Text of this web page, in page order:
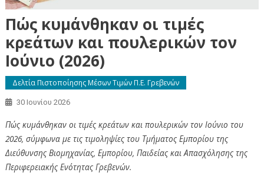
Πώς κυμάνθηκαν οι τιμές
κρεάτων και πουλερικών τον
Ιούνιο (2026)
Δελτία Πιστοποίησης Μέσων Τιμών Π.Ε. Γρεβενών
30 Ιουνίου 2026
Πώς κυμάνθηκαν οι τιμές κρεάτων και πουλερικών τον Ιούνιο του
2026, σύμφωνα με τις τιμοληψίες του Τμήματος Εμπορίου της
Διεύθυνσης Βιομηχανίας, Εμπορίου, Παιδείας και Απασχόλησης της
Περιφερειακής Ενότητας Γρεβενών.